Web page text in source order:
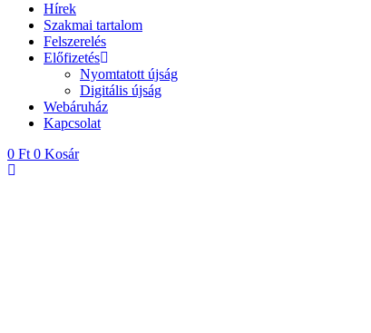
Hírek
Szakmai tartalom
Felszerelés
Előfizetés
Nyomtatott újság
Digitális újság
Webáruház
Kapcsolat
0 Ft 0 Kosár